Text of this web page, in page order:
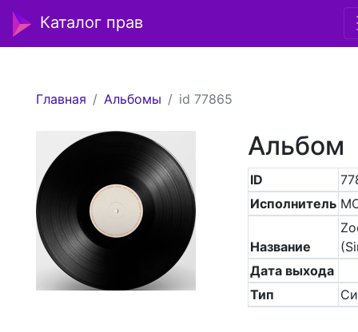
Каталог прав
Главная Альбомы id 77865
Альбом
ID
Исполнитель
Название
Дата выхода
Тип